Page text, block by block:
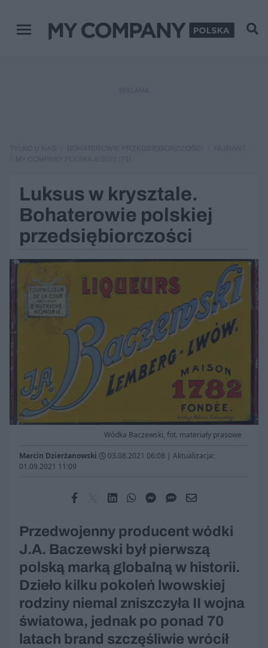
Menu główne
Luksus w krysztale.
Bohaterowie polskiej
przedsiębiorczości
Wódka Baczewski, fot. materiały prasowe
Marcin Dzierżanowski 03.08.2021 06:08 | Aktualizacja:
01.09.2021 11:09
Przedwojenny producent wódki
J.A. Baczewski był pierwszą
polską marką globalną w historii.
Dzieło kilku pokoleń lwowskiej
rodziny niemal zniszczyła II wojna
światowa, jednak po ponad 70
latach brand szczęśliwie wrócił